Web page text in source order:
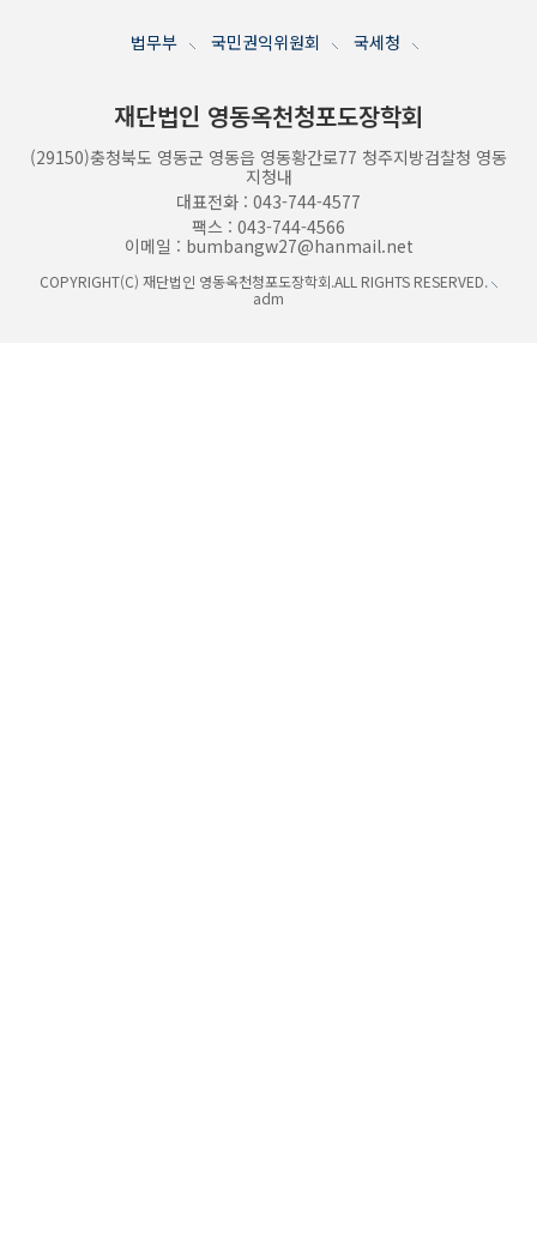
법무부 국민권익위원회 국세청
재단법인 영동옥천청포도장학회
(29150)충청북도 영동군 영동읍 영동황간로77 청주지방검찰청 영동
지청내
대표전화 : 043-744-4577
팩스 : 043-744-4566
이메일 : bumbangw27@hanmail.net
COPYRIGHT(C) 재단법인 영동옥천청포도장학회.ALL RIGHTS RESERVED.
adm